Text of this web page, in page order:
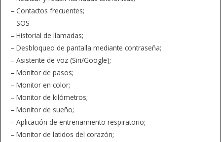
– Contactos frecuentes;
– SOS
– Historial de llamadas;
– Desbloqueo de pantalla mediante contraseña;
– Asistente de voz (Siri/Google);
– Monitor de pasos;
– Monitor en color;
– Monitor de kilómetros;
– Monitor de sueño;
– Aplicación de entrenamiento respiratorio;
– Monitor de latidos del corazón;